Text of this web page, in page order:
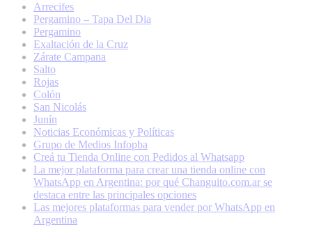
Arrecifes
Pergamino – Tapa Del Dia
Pergamino
Exaltación de la Cruz
Zárate Campana
Salto
Rojas
Colón
San Nicolás
Junín
Noticias Económicas y Políticas
Grupo de Medios Infopba
Creá tu Tienda Online con Pedidos al Whatsapp
La mejor plataforma para crear una tienda online con
WhatsApp en Argentina: por qué Changuito.com.ar se
destaca entre las principales opciones
Las mejores plataformas para vender por WhatsApp en
Argentina